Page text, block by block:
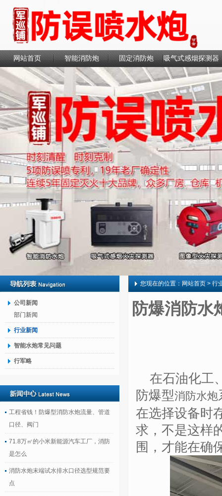
网站首页 智能消防炮 固定消防炮 吸气式感烟探测器
联系我们
公司新闻
部门新闻
行业新闻
智能水炮常见问题
行军略
工程省钱！防爆型消防水炮流量、管道
口径、阀门
71.8万㎡的小米新能源汽车工厂，消防
是怎么
消防水炮末端试水排水口径选型规范要
点
您现在的位置： 网站首页 > 行
防爆消防水
在石油化工
防爆型消防水炮
在选择设备时
求，不是这样
围，才能在确